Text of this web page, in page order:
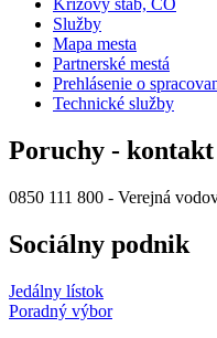
Krízový štáb, CO
Služby
Mapa mesta
Partnerské mestá
Prehlásenie o
Technické služby
Poruchy - kontakt
0850 111 800 - Verejná
Sociálny podnik
Jedálny lístok
Poradný výbor